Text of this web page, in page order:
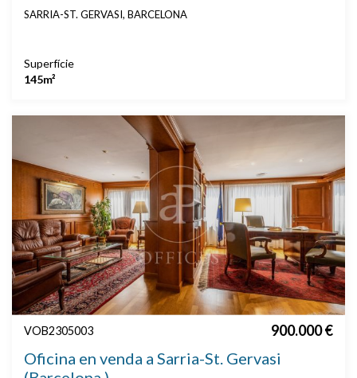
SARRIA-ST. GERVASI, BARCELONA
Superfície
145m²
VOB2305003 900.000 €
Oficina en venda a Sarria-St. Gervasi